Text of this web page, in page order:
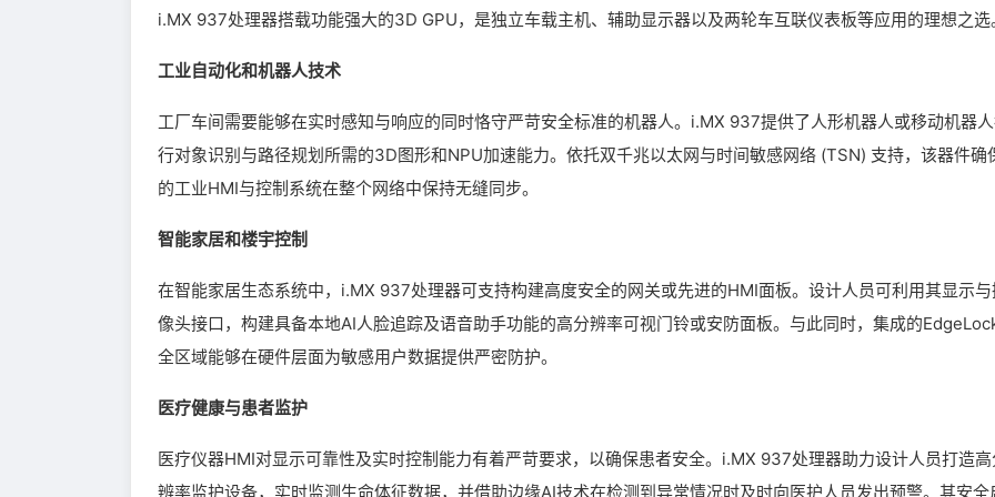
i.MX 937处理器搭载功能强大的3D GPU，是独立车载主机、辅助显示器以及两轮车互联仪表板等应用的理想之选
工业自动化和机器人技术
工厂车间需要能够在实时感知与响应的同时恪守严苛安全标准的机器人。i.MX 937提供了人形机器人或移动机器
行对象识别与路径规划所需的3D图形和NPU加速能力。依托双千兆以太网与时间敏感网络 (TSN) 支持，该器件确
的工业HMI与控制系统在整个网络中保持无缝同步。
智能家居和楼宇控制
在智能家居生态系统中，i.MX 937处理器可支持构建高度安全的网关或先进的HMI面板。设计人员可利用其显示
像头接口，构建具备本地AI人脸追踪及语音助手功能的高分辨率可视门铃或安防面板。与此同时，集成的
全区域能够在硬件层面为敏感用户数据提供严密防护。
医疗健康与患者监护
医疗仪器HMI对显示可靠性及实时控制能力有着严苛要求，以确保患者安全。i.MX 937处理器助力设计人员打造
辨率监护设备，实时监测生命体征数据，并借助边缘AI技术在检测到异常情况时及时向医护人员发出预警。其安全